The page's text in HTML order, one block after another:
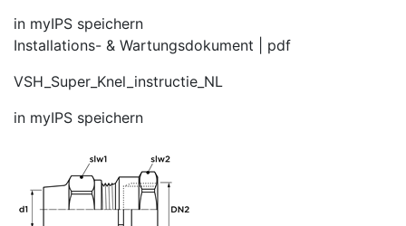
in myIPS speichern
Installations- & Wartungsdokument | pdf
VSH_Super_Knel_instructie_NL
in myIPS speichern